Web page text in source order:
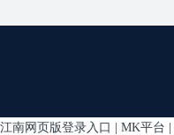
江南网页版登录入口 | MK平台 |